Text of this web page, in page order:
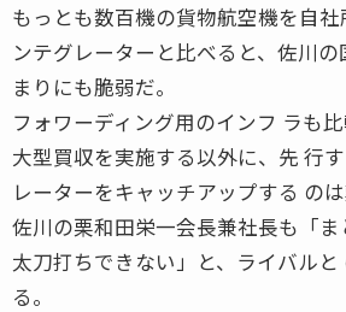
もっとも数百機の貨物航空機を自
ンテグレーターと比べると、佐川
まりにも脆弱だ。
フォワーディング用のインフ ラも比
大型買収を実施する以外に、先 行
レーターをキャッチアップする のは
佐川の栗和田栄一会長兼社長も「
太刀打ちできない」と、ライバル
る。